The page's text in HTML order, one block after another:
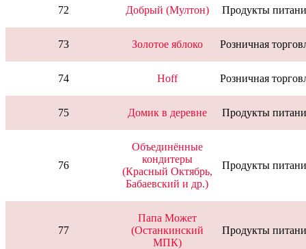
72 Добрый (Мултон) Продукты
73 Золотое яблоко Розничная
74 Hoff Розничная
75 Домик в деревне Продукты
76
Объединённые
кондитеры
(Красный Октябрь,
Бабаевский и др.)
Продукты
77
Папа Может
(Останкинский
МПК)
Продукты